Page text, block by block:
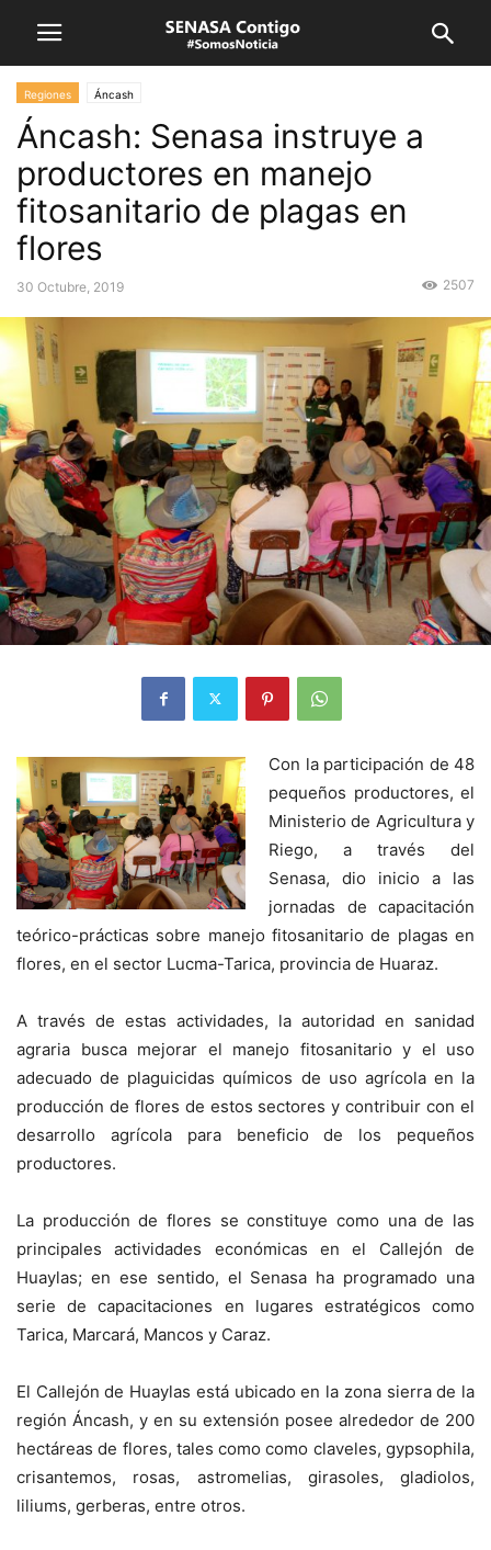
Regiones Áncash
Áncash: Senasa instruye a
productores en manejo
fitosanitario de plagas en
flores
30 Octubre, 2019 2507
Con la participación de 48
pequeños productores, el
Ministerio de Agricultura y
Riego, a través del
Senasa, dio inicio a las
jornadas de capacitación
teórico-prácticas sobre manejo fitosanitario de plagas en
flores, en el sector Lucma-Tarica, provincia de Huaraz.
A través de estas actividades, la autoridad en sanidad
agraria busca mejorar el manejo fitosanitario y el uso
adecuado de plaguicidas químicos de uso agrícola en la
producción de flores de estos sectores y contribuir con el
desarrollo agrícola para beneficio de los pequeños
productores.
La producción de flores se constituye como una de las
principales actividades económicas en el Callejón de
Huaylas; en ese sentido, el Senasa ha programado una
serie de capacitaciones en lugares estratégicos como
Tarica, Marcará, Mancos y Caraz.
El Callejón de Huaylas está ubicado en la zona sierra de la
región Áncash, y en su extensión posee alrededor de 200
hectáreas de flores, tales como como claveles, gypsophila,
crisantemos, rosas, astromelias, girasoles, gladiolos,
liliums, gerberas, entre otros.